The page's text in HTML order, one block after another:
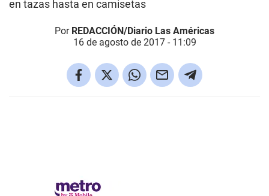
en tazas hasta en camisetas
Por REDACCIÓN/Diario Las Américas
16 de agosto de 2017 - 11:09